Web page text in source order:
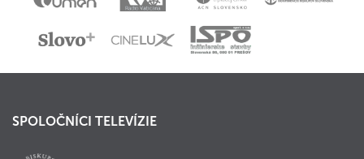
SPOLOČNÍCI TELEVÍZIE